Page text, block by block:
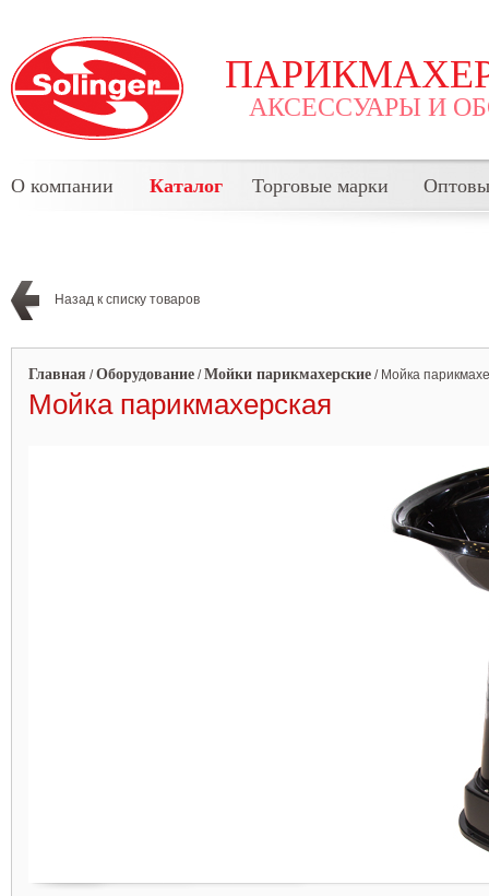
АКСЕССУАРЫ И
О компании Каталог Торговые марки
Назад к списку товаров
Главная /Оборудование /Мойки парикмахерские / Мойка
Мойка парикмахерская